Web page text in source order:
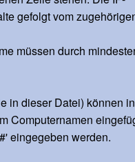
gefolgt vom
müssen durch
in dieser Datei) können in
Computernamen
eingegeben werden.